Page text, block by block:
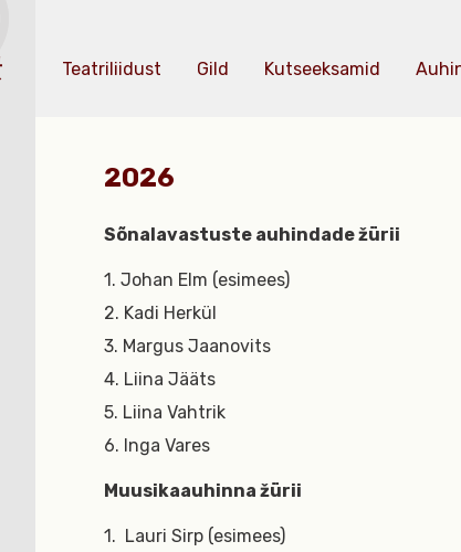
Teatriliidust Gild Kutseeksamid
2026
Sõnalavastuste auhindade žürii
1. Johan Elm (esimees)
2. Kadi Herkül
3. Margus Jaanovits
4. Liina Jääts
5. Liina Vahtrik
6. Inga Vares
Muusikaauhinna žürii
1. Lauri Sirp (esimees)